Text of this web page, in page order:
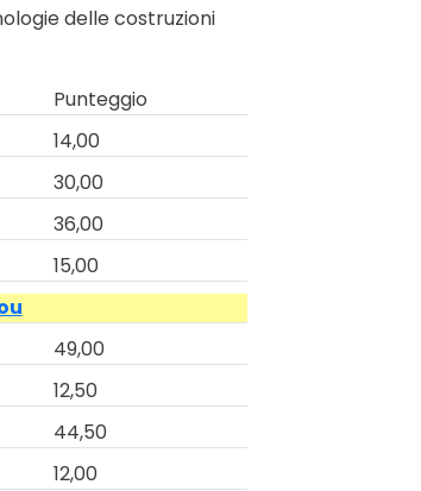
delle costruzioni
Punteggio
14,00
30,00
36,00
15,00
49,00
12,50
44,50
12,00